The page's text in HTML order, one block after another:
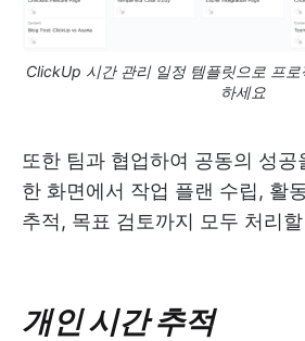
ClickUp 시간 관리 일정 템플릿으로 프
하세요
또한 팀과 협업하여 공동의 성공
한 화면에서 작업 플랜 수립, 활
추적, 목표 검토까지 모두 처리
개인 시간 추적